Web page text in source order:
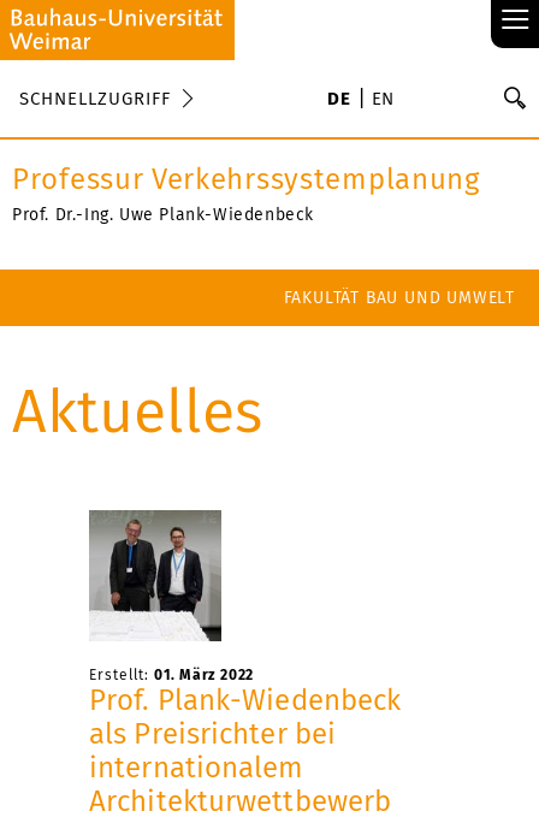
≡
SCHNELLZUGRIFF DE EN
Professur Verkehrssystemplanung
Prof. Dr.-Ing. Uwe Plank-Wiedenbeck
FAKULTÄT BAU UND UMWELT
Aktuelles
Erstellt: 01. März 2022
Prof. Plank-Wiedenbeck
als Preisrichter bei
internationalem
Architekturwettbewerb